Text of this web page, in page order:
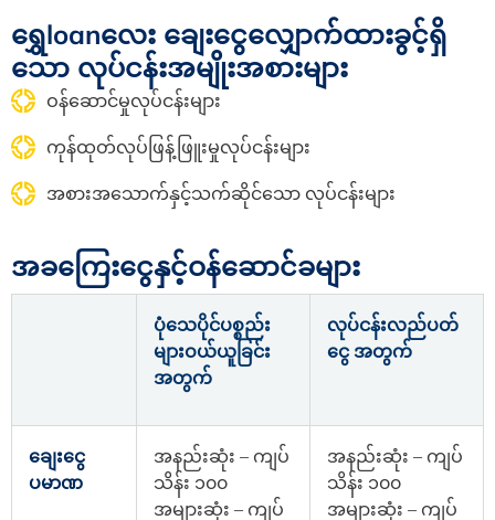
ရွှေloanလေး ချေးငွေလျှောက်ထားခွင့်ရှိ
သော လုပ်ငန်းအမျိုးအစားများ
ဝန်ဆောင်မှုလုပ်ငန်းများ
ကုန်ထုတ်လုပ်ဖြန့်ဖြူးမှုလုပ်ငန်းများ
အစားအသောက်နှင့်သက်ဆိုင်သော လုပ်ငန်းများ
အခကြေးငွေနှင့်ဝန်ဆောင်ခများ
ပုံသေပိုင်ပစ္စည်း
များဝယ်ယူခြင်း
အတွက်
လုပ်ငန်းလည်ပတ်
ငွေ အတွက်
ချေးငွေ
ပမာဏ
အနည်းဆုံး – ကျပ်
သိန်း ၁၀၀
အများဆုံး – ကျပ်
အနည်းဆုံး – ကျပ်
သိန်း ၁၀၀
အများဆုံး – ကျပ်